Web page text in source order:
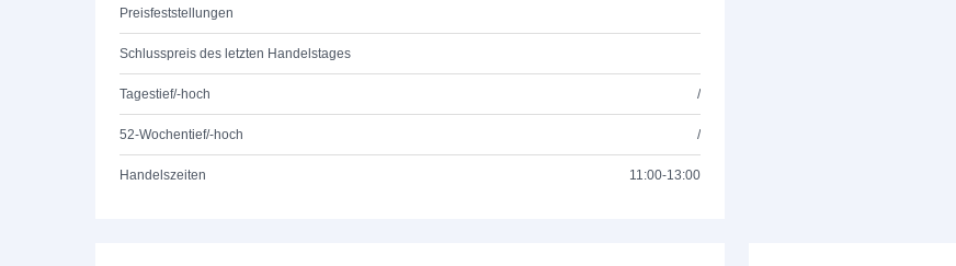
Preisfeststellungen
Schlusspreis des letzten Handelstages
Tagestief/-hoch /
52-Wochentief/-hoch /
Handelszeiten 11:00-13:00